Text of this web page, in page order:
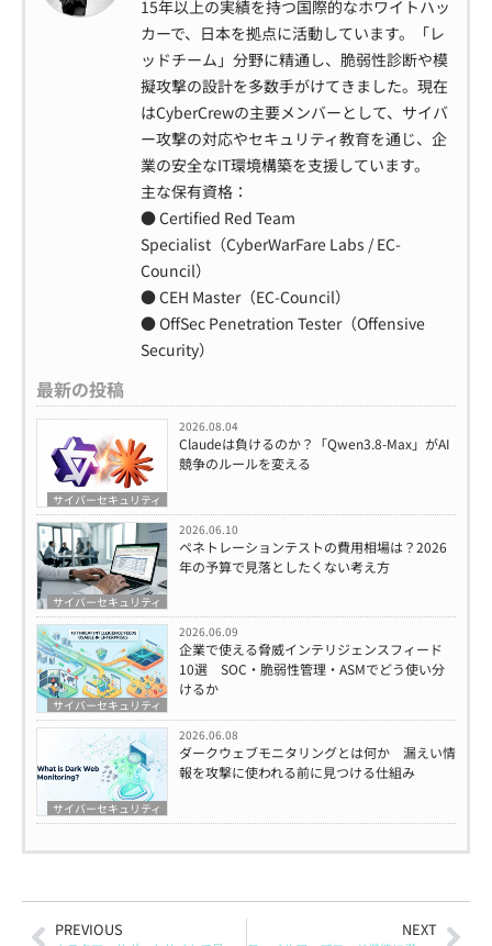
15年以上の実績を持つ国際的なホワイトハッ
カーで、日本を拠点に活動しています。「レ
ッドチーム」分野に精通し、脆弱性診断や模
擬攻撃の設計を多数手がけてきました。現在
はCyberCrewの主要メンバーとして、サイバ
ー攻撃の対応やセキュリティ教育を通じ、企
業の安全なIT環境構築を支援しています。
主な保有資格：
● Certified Red Team
Specialist（CyberWarFare Labs / EC-
Council）
● CEH Master（EC-Council）
● OffSec Penetration Tester（Offensive
Security）
最新の投稿
サイバーセキュリティ
2026.08.04
Claudeは負けるのか？「Qwen3.8-Max」がAI
競争のルールを変える
サイバーセキュリティ
2026.06.10
ペネトレーションテストの費用相場は？2026
年の予算で見落としたくない考え方
サイバーセキュリティ
2026.06.09
企業で使える脅威インテリジェンスフィード
10選 SOC・脆弱性管理・ASMでどう使い分
けるか
サイバーセキュリティ
2026.06.08
ダークウェブモニタリングとは何か 漏えい情
報を攻撃に使われる前に見つける仕組み
PREVIOUS NEXT